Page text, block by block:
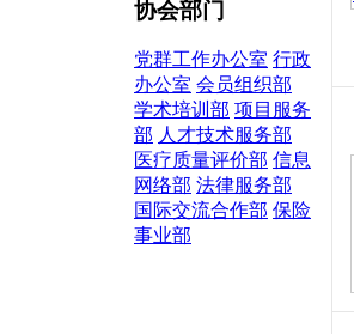
协会部门
党群工作办公室 行政
办公室 会员组织部
学术培训部 项目服务
部 人才技术服务部
医疗质量评价部 信息
网络部 法律服务部
国际交流合作部 保险
事业部